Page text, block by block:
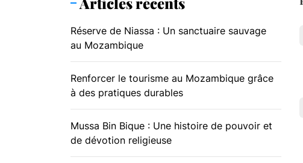
Réserve de Niassa : Un sanctuaire sauvage
au Mozambique
Renforcer le tourisme au Mozambique grâce
à des pratiques durables
Mussa Bin Bique : Une histoire de pouvoir et
de dévotion religieuse